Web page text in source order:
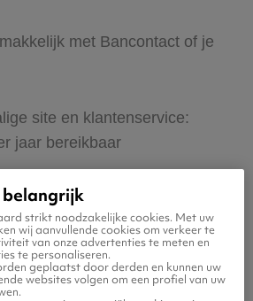
met Bancontact of je
site en klantenservice:
jaar bereikbaar
boeken en betalen
een hotel of huurauto voor
belangrijk
strikt noodzakelijke cookies. Met uw
wij aanvullende cookies om verkeer te
van onze advertenties te meten en
te personaliseren.
geplaatst door derden en kunnen uw
websites volgen om een profiel van uw